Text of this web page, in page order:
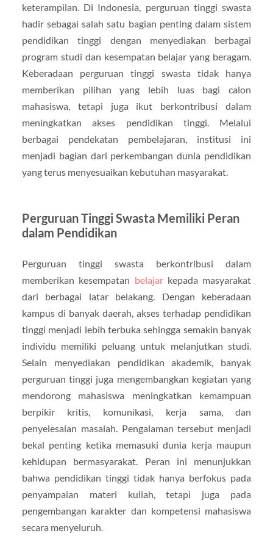
keterampilan. Di Indonesia, perguruan tinggi swasta
hadir sebagai salah satu bagian penting dalam sistem
pendidikan tinggi dengan menyediakan berbagai
program studi dan kesempatan belajar yang beragam.
Keberadaan perguruan tinggi swasta tidak hanya
memberikan pilihan yang lebih luas bagi calon
mahasiswa, tetapi juga ikut berkontribusi dalam
meningkatkan akses pendidikan tinggi. Melalui
berbagai pendekatan pembelajaran, institusi ini
menjadi bagian dari perkembangan dunia pendidikan
yang terus menyesuaikan kebutuhan masyarakat.
Perguruan Tinggi Swasta Memiliki Peran
dalam Pendidikan
Perguruan tinggi swasta berkontribusi dalam
memberikan kesempatan belajarkepada masyarakat
dari berbagai latar belakang. Dengan keberadaan
kampus di banyak daerah, akses terhadap pendidikan
tinggi menjadi lebih terbuka sehingga semakin banyak
individu memiliki peluang untuk melanjutkan studi.
Selain menyediakan pendidikan akademik, banyak
perguruan tinggi juga mengembangkan kegiatan yang
mendorong mahasiswa meningkatkan kemampuan
berpikir kritis, komunikasi, kerja sama, dan
penyelesaian masalah. Pengalaman tersebut menjadi
bekal penting ketika memasuki dunia kerja maupun
kehidupan bermasyarakat. Peran ini menunjukkan
bahwa pendidikan tinggi tidak hanya berfokus pada
penyampaian materi kuliah, tetapi juga pada
pengembangan karakter dan kompetensi mahasiswa
secara menyeluruh.